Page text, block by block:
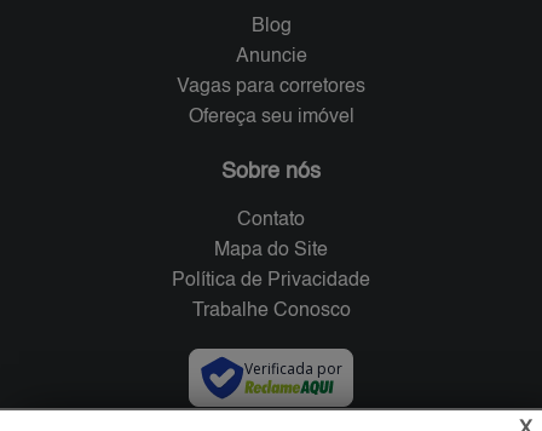
Blog
Anuncie
Vagas para corretores
Ofereça seu imóvel
Sobre nós
Contato
Mapa do Site
Política de Privacidade
Trabalhe Conosco
Verificada por